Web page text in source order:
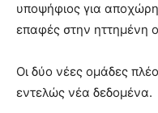
υποψήφιος για
επαφές στην ηττημένη
Οι δύο νέες ομάδες
εντελώς νέα δεδομένα.